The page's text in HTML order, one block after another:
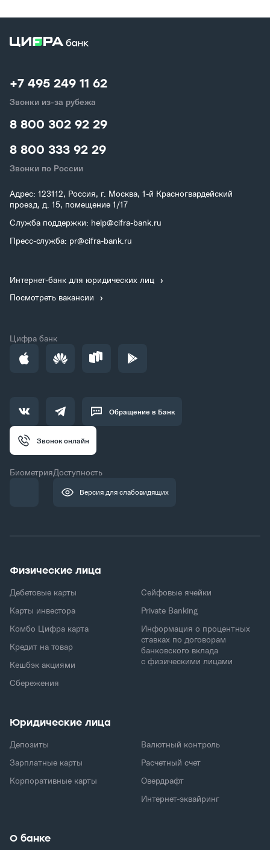
+7 495 249 11 62
Звонки из-за рубежа
8 800 302 92 29
8 800 333 92 29
Звонки по России
Адрес: 123112, Россия, г. Москва, 1-й Красногвардейский
проезд, д. 15, помещение 1/17
Служба поддержки: help@cifra-bank.ru
Пресс-служба: pr@cifra-bank.ru
Интернет-банк для юридических лиц
Посмотреть вакансии
Цифра банк
Обращение в Банк
Звонок онлайн
БиометрияДоступность
Версия для слабовидящих
Физические лица
Дебетовые карты
Карты инвестора
Комбо Цифра карта
Кредит на товар
Кешбэк акциями
Сбережения
Сейфовые ячейки
Private Banking
Информация о процентных
ставках по договорам
банковского вклада
с физическими лицами
Юридические лица
Депозиты
Зарплатные карты
Корпоративные карты
Валютный контроль
Расчетный счет
Овердрафт
Интернет-эквайринг
О банке